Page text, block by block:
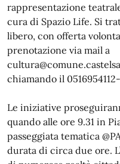
rappresentazione
cura di Spazio Life. Si
libero, con offerta
prenotazione via mail a
chiamando il
Le iniziative
quando alle ore 9.31 in
passeggiata tematica
durata di circa due ore.